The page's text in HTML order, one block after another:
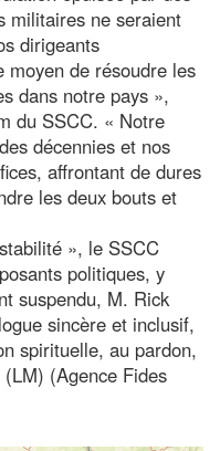
militaires ne seraient
dirigeants
moyen de résoudre les
dans notre pays »,
du SSCC. « Notre
décennies et nos
affrontant de dures
les deux bouts et
», le SSCC
politiques, y
suspendu, M. Rick
sincère et inclusif,
spirituelle, au pardon,
(Agence Fides